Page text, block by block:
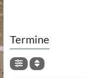
Termine